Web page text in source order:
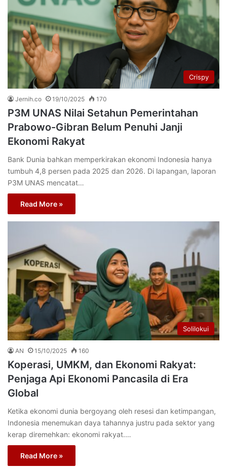
Crispy
Jernih.co 19/10/2025 170
P3M UNAS Nilai Setahun Pemerintahan
Prabowo-Gibran Belum Penuhi Janji
Ekonomi Rakyat
Bank Dunia bahkan memperkirakan ekonomi Indonesia hanya
tumbuh 4,8 persen pada 2025 dan 2026. Di lapangan, laporan
P3M UNAS mencatat…
Read More »
Solilokui
AN 15/10/2025 160
Koperasi, UMKM, dan Ekonomi Rakyat:
Penjaga Api Ekonomi Pancasila di Era
Global
Ketika ekonomi dunia bergoyang oleh resesi dan ketimpangan,
Indonesia menemukan daya tahannya justru pada sektor yang
kerap diremehkan: ekonomi rakyat.…
Read More »